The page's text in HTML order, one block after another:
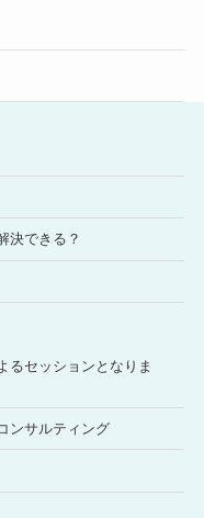
決できる？
るセッションとなりま
ンサルティング